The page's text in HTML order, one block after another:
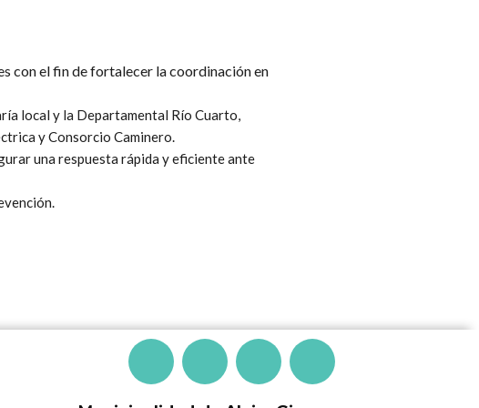
con el fin de fortalecer la coordinación en
local y la Departamental Río Cuarto,
y Consorcio Caminero.
una respuesta rápida y eficiente ante
F
T
I
Y